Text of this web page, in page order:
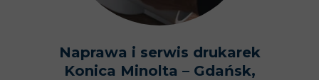
Naprawa i serwis drukarek
Konica Minolta – Gdańsk,